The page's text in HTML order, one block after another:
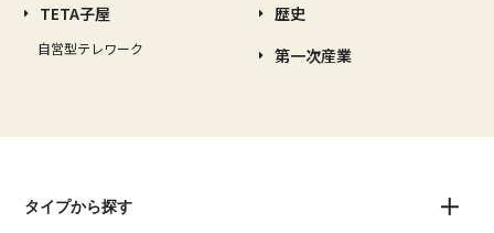
TETA子屋
自営型テレワーク
歴史
第一次産業
タイプから探す